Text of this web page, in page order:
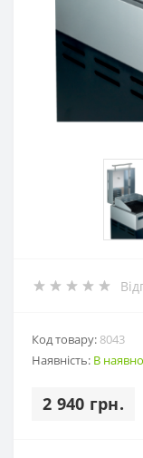
Код товару: 8043
Наявність: В
2 940 грн.